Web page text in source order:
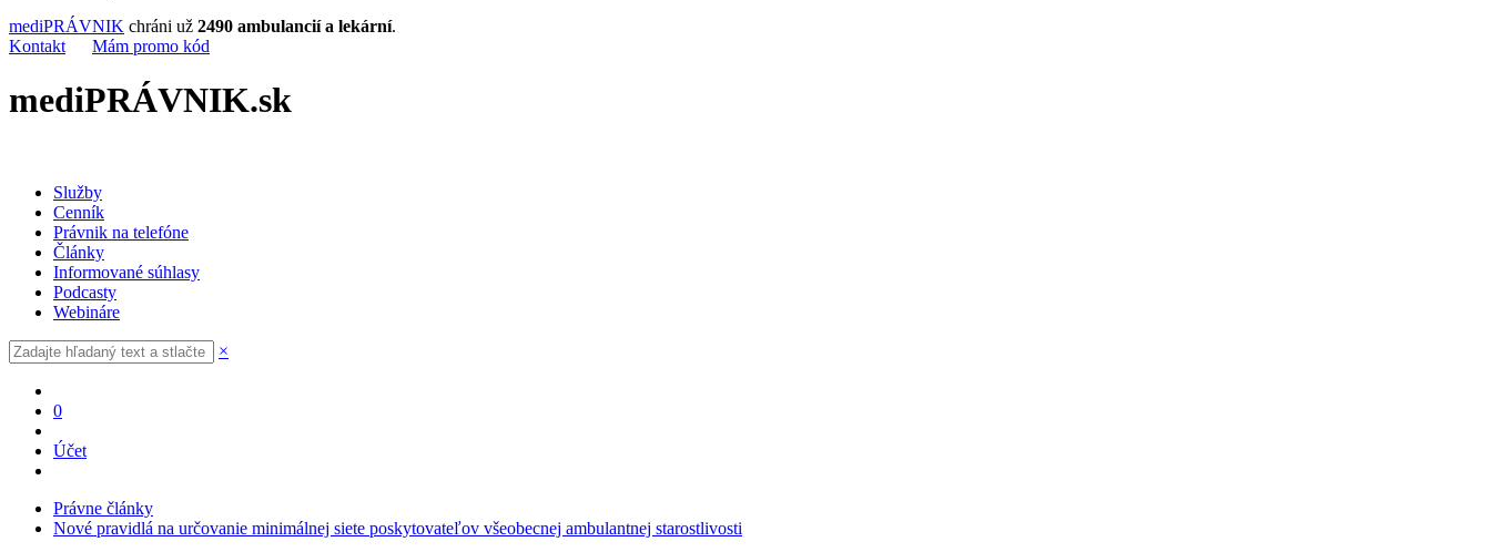
mediPRÁVNIK chráni už 2490 ambulancií a lekární.
Kontakt
Mám promo kód
mediPRÁVNIK.sk
Služby
Cenník
Právnik na telefóne
Články
Informované súhlasy
Podcasty
Webináre
×
0
Účet
Právne články
Nové pravidlá na určovanie minimálnej siete poskytovateľov všeobecnej ambulantnej starostlivosti